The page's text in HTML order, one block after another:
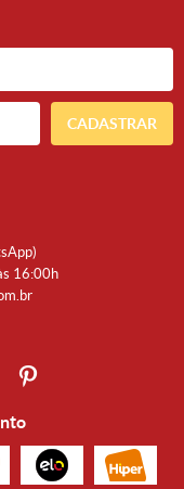
CADASTRAR
16:00h